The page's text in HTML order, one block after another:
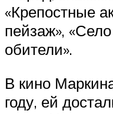
«Крепостные
пейзаж»,
обители».
В кино
году, ей